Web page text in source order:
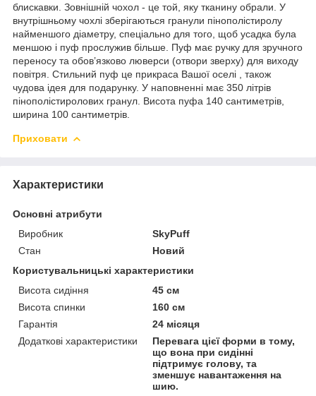
блискавки. Зовнішній чохол - це той, яку тканину обрали. У
внутрішньому чохлі зберігаються гранули пінополістиролу
найменшого діаметру, спеціально для того, щоб усадка була
меншою і пуф прослужив більше. Пуф має ручку для зручного
переносу та обов’язково люверси (отвори зверху) для виходу
повітря. Стильний пуф це прикраса Вашої оселі , також
чудова ідея для подарунку. У наповненні має 350 літрів
пінополістиролових гранул. Висота пуфа 140 сантиметрів,
ширина 100 сантиметрів.
Приховати
Характеристики
Основні атрибути
Виробник
SkyPuff
Стан
Новий
Користувальницькі характеристики
Висота сидіння
45 см
Висота спинки
160 см
Гарантія
24 місяця
Додаткові характеристики
Перевага цієї форми в тому,
що вона при сидінні
підтримує голову, та
зменшує навантаження на
шию.